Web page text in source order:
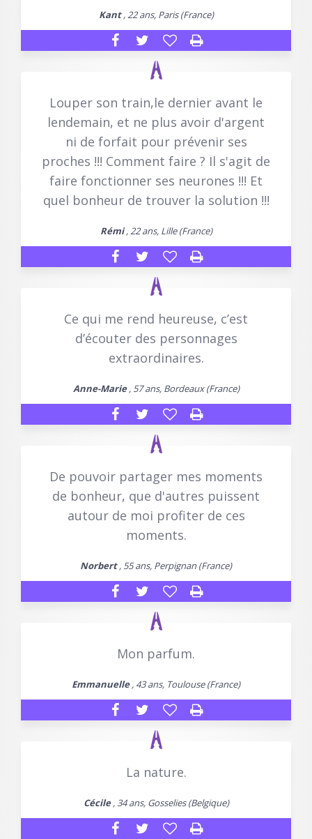
Kant, 22 ans, Paris (France)
Louper son train,le dernier avant le
lendemain, et ne plus avoir d'argent
ni de forfait pour prévenir ses
proches !!! Comment faire ? Il s'agit de
faire fonctionner ses neurones !!! Et
quel bonheur de trouver la solution !!!
Rémi, 22 ans, Lille (France)
Ce qui me rend heureuse, c’est
d’écouter des personnages
extraordinaires.
Anne-Marie, 57 ans, Bordeaux (France)
De pouvoir partager mes moments
de bonheur, que d'autres puissent
autour de moi profiter de ces
moments.
Norbert, 55 ans, Perpignan (France)
Mon parfum.
Emmanuelle, 43 ans, Toulouse (France)
La nature.
Cécile, 34 ans, Gosselies (Belgique)